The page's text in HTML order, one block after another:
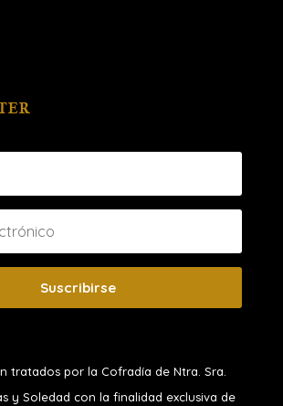
Suscribirse
tratados por la Cofradía de Ntra. Sra.
y Soledad con la finalidad exclusiva de